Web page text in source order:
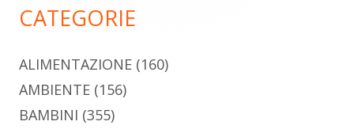
CATEGORIE
ALIMENTAZIONE (160)
AMBIENTE (156)
BAMBINI (355)